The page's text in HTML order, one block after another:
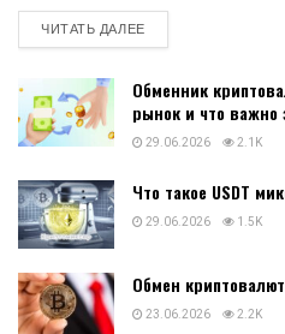
ЧИТАТЬ ДАЛЕЕDETAILS
Обменник
рынок и что важно
29.06.2026 2.1K
Что такое USDT
29.06.2026 1.5K
Обмен
23.06.2026 2.2K